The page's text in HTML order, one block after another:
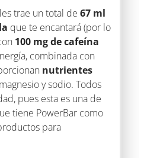
trae un total de67 ml
que te encantará (por lo
100 mg de cafeína
combinada con
nutrientes
y sodio. Todos
pues esta es una de
tiene PowerBar como
para